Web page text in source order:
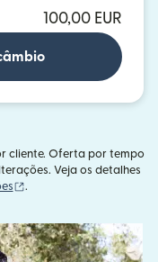
100,00 EUR
cliente. Oferta por tempo
Veja os detalhes
(abre em uma nova
.